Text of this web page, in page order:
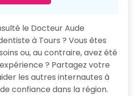
le Docteur Aude
à Tours ? Vous êtes
ou, au contraire, avez été
? Partagez votre
les autres internautes à
confiance dans la région.